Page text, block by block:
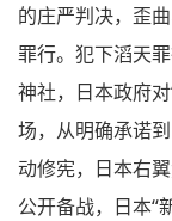
的庄严判决，歪
罪行。犯下滔天
神社，日本政府
场，从明确承诺
动修宪，日本右
公开备战，日本“